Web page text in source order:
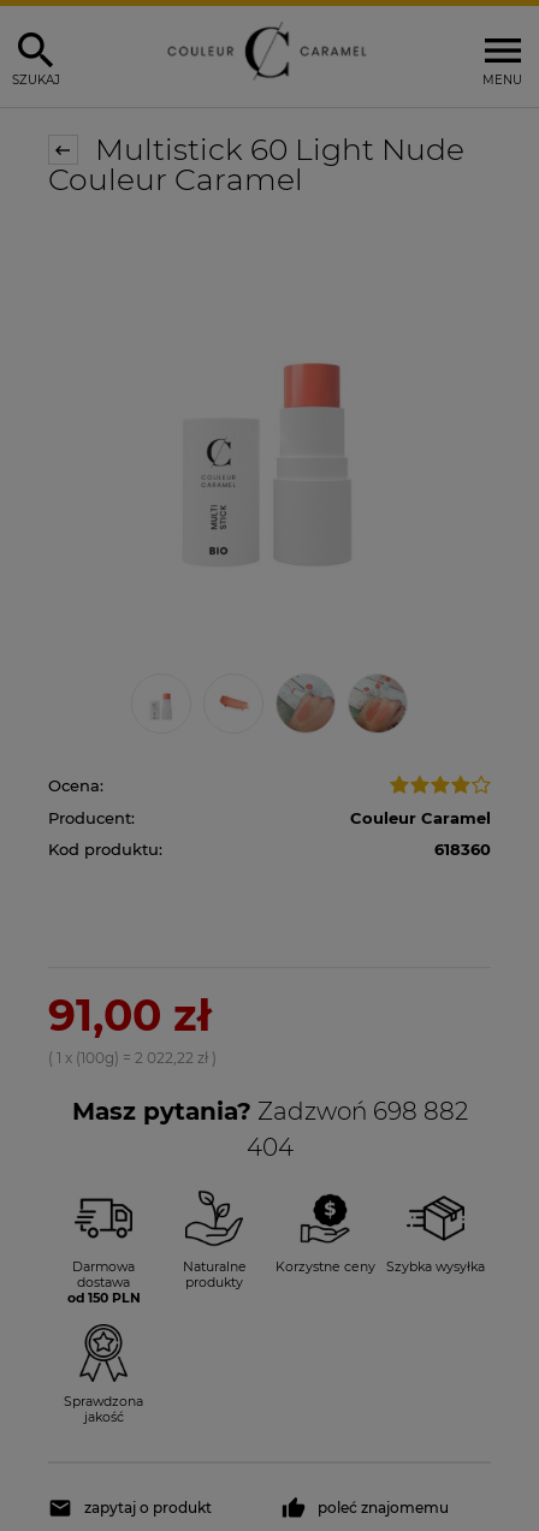
MENU
SZUKAJ
Multistick 60 Light Nude
Couleur Caramel
Ocena:
Producent:
Couleur Caramel
Kod produktu:
618360
91,00 zł
( 1 x (100g) = 2 022,22 zł )
Masz pytania? Zadzwoń 698 882
404
Darmowa
dostawa
od 150 PLN
Naturalne
produkty
Korzystne ceny Szybka wysyłka
Sprawdzona
jakość
zapytaj o produkt poleć znajomemu